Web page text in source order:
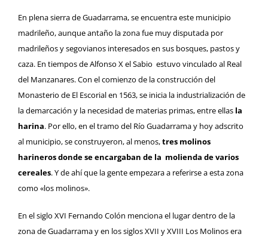
En plena sierra deGuadarrama, se encuentra este municipio
madrileño, aunque antaño la zona fue muy disputada por
madrileños y segovianos interesados en sus bosques, pastos y
caza. En tiempos de Alfonso X el Sabio estuvo vinculado al Real
del Manzanares. Con el comienzo de la construcción del
Monasterio de El Escorialen 1563, se inicia la industrialización de
la demarcación y la necesidad de materias primas, entre ellas la
harina. Por ello, en el tramo del Río Guadarrama y hoy adscrito
al municipio, se construyeron, al menos,tres molinos
harineros donde se encargaban de la molienda de varios
cereales. Y de ahí que la gente empezara a referirse a esta zona
como «los molinos».
En el siglo XVI Fernando Colón menciona el lugar dentro de la
zona de Guadarrama y en los siglos XVII y XVIII Los Molinos era